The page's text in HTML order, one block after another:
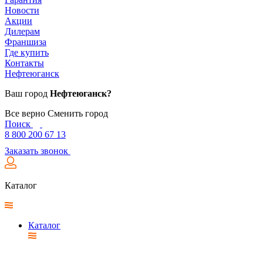
Новости
Акции
Дилерам
Франшиза
Где купить
Контакты
Нефтеюганск
Ваш город Нефтеюганск?
Все верно Сменить город
Поиск
8 800 200 67 13
Заказать звонок
Каталог
Каталог